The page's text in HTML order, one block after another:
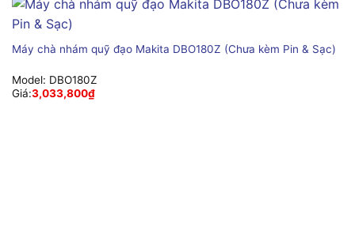
Máy chà nhám quỹ đạo Makita DBO180Z (Chưa kèm Pin & Sạc)
Model: DBO180Z
Giá:3,033,800₫